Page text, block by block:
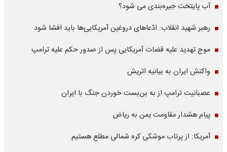
آب پایتخت جیره‌بندی می شود؟
رهبر شهید انقلاب: ادّعاهای دروغین آمریکایی‌ها باید افشا شود
موج تهدید علیه قضات آمریکایی پس از صدور حکم علیه ترامپ
واکنش ایران به بیانیه اتریش
عصبانیت ترامپ از به بن‌بست خوردن جنگ با ایران
پیام هشدار مقاومت یمن به ریاض
آمریکا: از پرتاب موشکی کره شمالی مطلع هستیم